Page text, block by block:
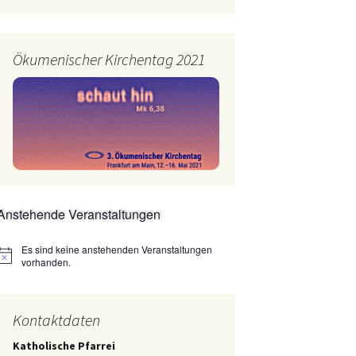
Ökumenischer Kirchentag 2021
Veranstaltungen
Es sind keine anstehenden Veranstaltungen
vorhanden.
Kontaktdaten
Katholische Pfarrei